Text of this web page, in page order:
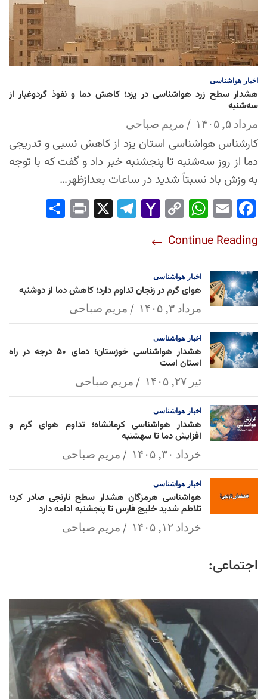
اخبار هواشناسی
هشدار سطح زرد هواشناسی در یزد؛ کاهش دما و نفوذ گردوغبار از
سه‌شنبه
مرداد ۵, ۱۴۰۵ مریم صباحی
کارشناس هواشناسی استان یزد از کاهش نسبی و تدریجی
دما از روز سه‌شنبه تا پنجشنبه خبر داد و گفت که با توجه
به وزش باد نسبتاً شدید در ساعات بعدازظهر…
Fac
ok
Em
Wh
Ap
p
Co
Lin
k
Yah
l
Tel
Pri
Continue Reading
اخبار هواشناسی
هوای گرم در زنجان تداوم دارد؛ کاهش دما از دوشنبه
مرداد ۳, ۱۴۰۵ مریم صباحی
اخبار هواشناسی
هشدار هواشناسی خوزستان؛ دمای ۵۰ درجه در راه
استان است
تیر ۲۷, ۱۴۰۵ مریم صباحی
اخبار هواشناسی
هشدار هواشناسی کرمانشاه؛ تداوم هوای گرم و
افزایش دما تا سهشنبه
خرداد ۳۰, ۱۴۰۵ مریم صباحی
اخبار هواشناسی
هواشناسی هرمزگان هشدار سطح نارنجی صادر کرد؛
تلاطم شدید خلیج فارس تا پنجشنبه ادامه دارد
خرداد ۱۲, ۱۴۰۵ مریم صباحی
اجتماعی: